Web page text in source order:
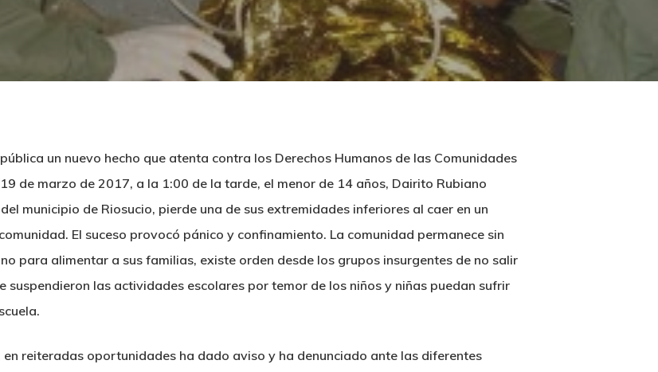
un nuevo hecho que atenta contra los Derechos Humanos de las Comunidades
de marzo de 2017, a la 1:00 de la tarde, el menor de 14 años, Dairito Rubiano
municipio de Riosucio, pierde una de sus extremidades inferiores al caer en un
El suceso provocó pánico y confinamiento. La comunidad permanece sin
para alimentar a sus familias, existe orden desde los grupos insurgentes de no salir
suspendieron las actividades escolares por temor de los niños y niñas puedan sufrir
reiteradas oportunidades ha dado aviso y ha denunciado ante las diferentes